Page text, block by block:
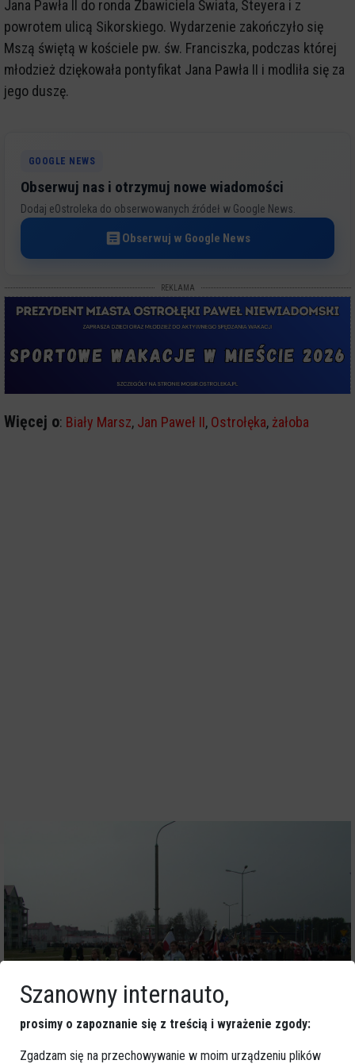
Jana Pawła II do ronda Zbawiciela Świata, Steyera i z
powrotem ulicą Sikorskiego. Wydarzenie zakończyło się
Mszą świętą w kościele pw. św. Franciszka, podczas której
młodzież dziękowała pontyfikat Jana Pawła II i modliła się za
jego duszę.
GOOGLE NEWS
Obserwuj nas i otrzymuj nowe wiadomości
Dodaj eOstroleka do obserwowanych źródeł w Google News.
Obserwuj w Google News
REKLAMA
Więcej o: Biały Marsz, Jan Paweł II, Ostrołęka, żałoba
Szanowny internauto,
prosimy o zapoznanie się z treścią i wyrażenie zgody:
Zgadzam się na przechowywanie w moim urządzeniu plików